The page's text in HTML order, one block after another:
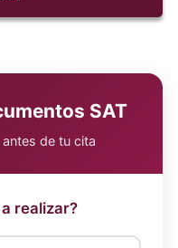
SAT
de tu cita
realizar?